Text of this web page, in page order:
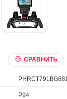
СРАВНИТЬ
P94